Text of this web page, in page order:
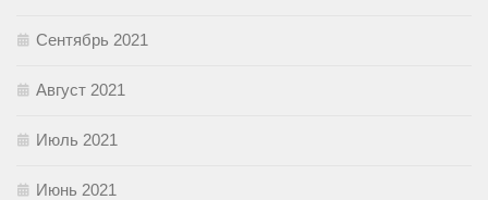
Сентябрь 2021
Август 2021
Июль 2021
Июнь 2021